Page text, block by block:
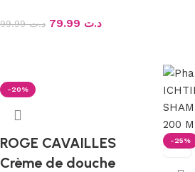
د.ت99.99 د.ت
-20%
ROGE CAVAILLES
Crème de douche
-25%